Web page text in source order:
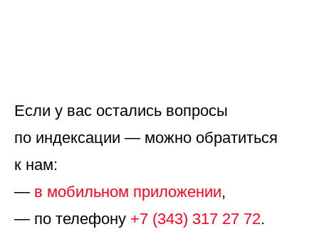
Если у вас остались вопросы
по индексации — можно обратиться
к нам:
— в мобильном приложении,
— по телефону +7 (343) 317 27 72.